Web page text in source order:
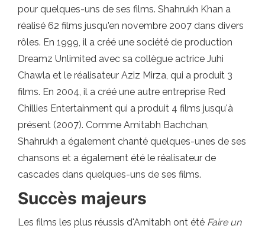
pour quelques-uns de ses films. Shahrukh Khan a
réalisé 62 films jusqu'en novembre 2007 dans divers
rôles. En 1999, il a créé une société de production
Dreamz Unlimited avec sa collègue actrice Juhi
Chawla et le réalisateur Aziz Mirza, qui a produit 3
films. En 2004, il a créé une autre entreprise Red
Chillies Entertainment qui a produit 4 films jusqu'à
présent (2007). Comme Amitabh Bachchan,
Shahrukh a également chanté quelques-unes de ses
chansons et a également été le réalisateur de
cascades dans quelques-uns de ses films.
Succès majeurs
Les films les plus réussis d'Amitabh ont été Faire un